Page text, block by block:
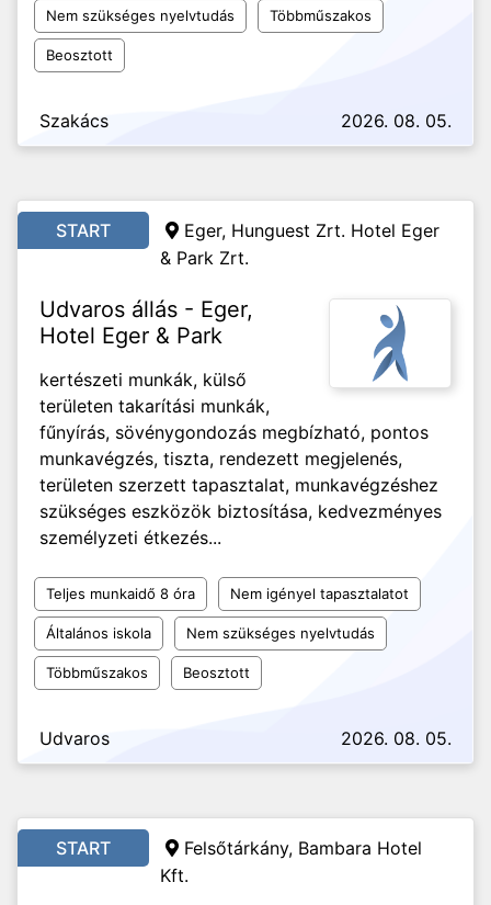
Nem szükséges nyelvtudás Többműszakos
Beosztott
Szakács 2026. 08. 05.
START
Eger, Hunguest Zrt. Hotel Eger
& Park Zrt.
Udvaros állás - Eger,
Hotel Eger & Park
kertészeti munkák, külső
területen takarítási munkák,
fűnyírás, sövénygondozás megbízható, pontos
munkavégzés, tiszta, rendezett megjelenés,
területen szerzett tapasztalat, munkavégzéshez
szükséges eszközök biztosítása, kedvezményes
személyzeti étkezés...
Teljes munkaidő 8 óra Nem igényel tapasztalatot
Általános iskola Nem szükséges nyelvtudás
Többműszakos Beosztott
Udvaros 2026. 08. 05.
START
Felsőtárkány, Bambara Hotel
Kft.